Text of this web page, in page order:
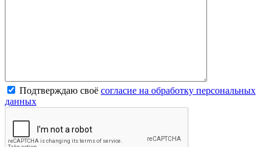
Подтверждаю своё согласие на обработку персональных
данных